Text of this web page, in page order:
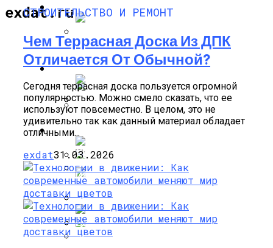
exdat.ruСТРОИТЕЛЬСТВО И РЕМОНТ
Штукатурка Фасада Любой Сложности
От Компании «Град»
Что Такое Алюминиевые Фасадные
Панели И Их Особенности
Современное Строительство Дома
Под Ключ: От Мечты До Реалии
КРАСОТА И ЗДОРОВЬЕ
Пировиноградный Пилинг: Отзывы
Косметологов, Воздействие На Кожу
Лица
Медидерма Пилинги: Воздействие,
Эффект, Противопоказания И
АВТО
Искусство Детейлинга: Как Придать
Автомобилю Идеальный Внешний Вид
СТРОИТЕЛЬСТВО И РЕМОНТ
Чем Террасная Доска Из ДПК
Отличается От Обычной?
Сегодня террасная доска пользуется огромной
популярностью. Можно смело сказать, что ее
используют повсеместно. В целом, это не
удивительно так как данный материал обладает
отличными...
exdat31.03.2026